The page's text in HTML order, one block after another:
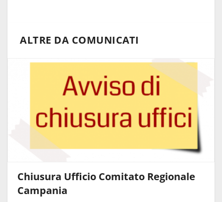
ALTRE DA COMUNICATI
Chiusura Ufficio Comitato Regionale
Campania